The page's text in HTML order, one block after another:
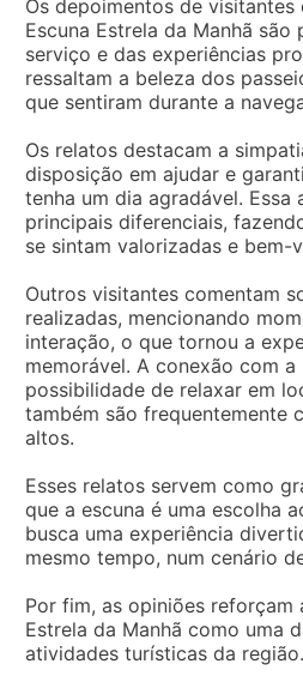
Os depoimentos de visitantes
Escuna Estrela da Manhã
serviço e das experiências
ressaltam a beleza dos
que sentiram durante a
Os relatos destacam a
disposição em ajudar e
tenha um dia agradável. Essa
principais diferenciais,
se sintam valorizadas e bem-
Outros visitantes comentam
realizadas, mencionando
interação, o que tornou a
memorável. A conexão com a
possibilidade de relaxar em
também são frequentemente
altos.
Esses relatos servem como
que a escuna é uma escolha
busca uma experiência
mesmo tempo, num cenário
Por fim, as opiniões reforçam
Estrela da Manhã como uma
atividades turísticas da região.